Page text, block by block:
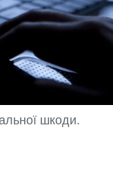
шкоди.